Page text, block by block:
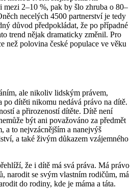
2–10 %, pak by šlo zhruba o 80–
necelých 4500 partnerství je tedy
důvod předpokládat, že po případné
trend nějak dramaticky změnil. Pro
než polovina české populace ve věku
ale nikoliv lidským právem,
dítěti nikomu nedává právo na dítě.
a přirozeností dítěte. Dítě není
být ani považováno za předmět
a to nejvzácnějším a nanejvýš
a také živým důkazem vzájemného
že i dítě má svá práva. Má právo
narodit se svým vlastním rodičům, má
do rodiny, kde je máma a táta.